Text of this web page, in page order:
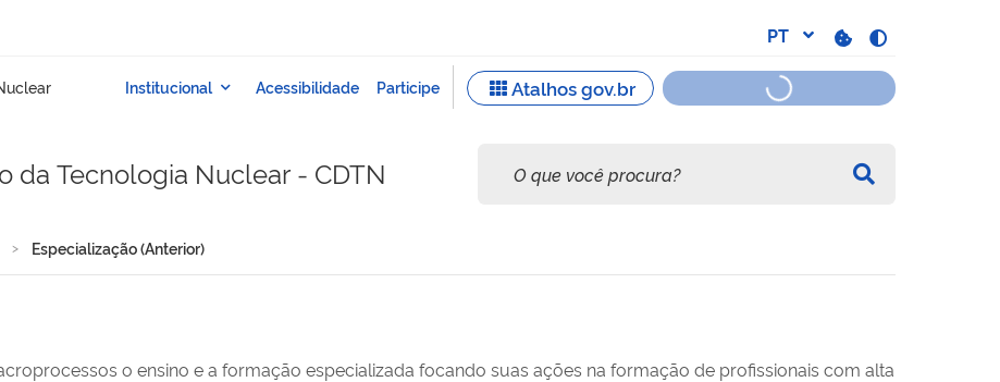
da Tecnologia Nuclear - CDTN
Especialização (Anterior)
o ensino e a formação especializada focando suas ações na formação de profissionais com alta